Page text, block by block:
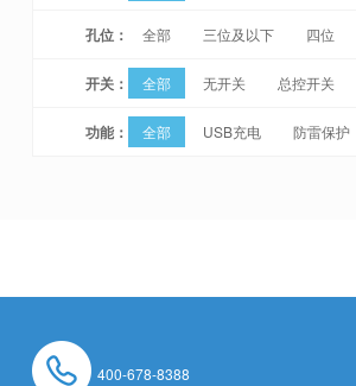
孔位： 全部 三位及以下 四位
开关： 全部 无开关 总控开关
功能： 全部 USB充电 防雷保护
400-678-8388